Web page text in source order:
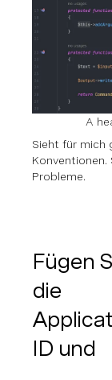
A
Sieht für mich
Probleme.
Fügen
die
ID und